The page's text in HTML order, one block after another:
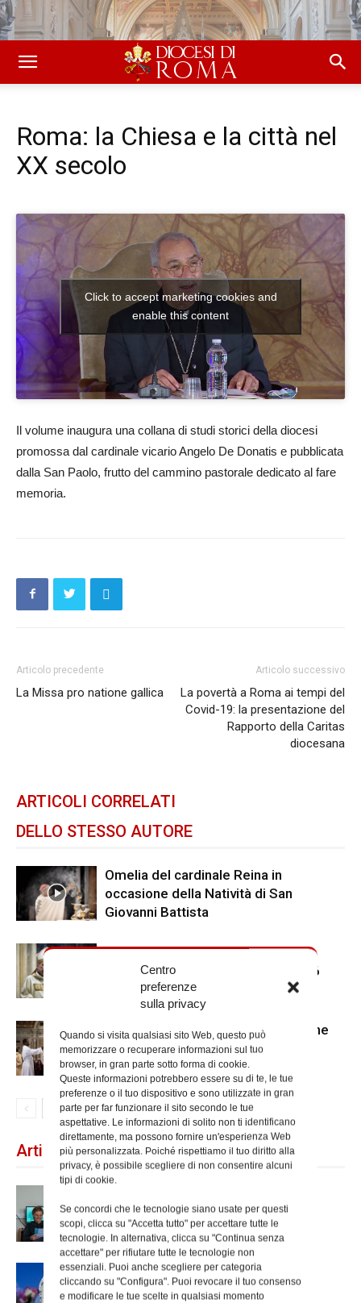
Centro
preferenze
sulla privacy
Quando si visita qualsiasi sito Web, questo può
memorizzare o recuperare informazioni sul tuo
browser, in gran parte sotto forma di cookie.
Queste informazioni potrebbero essere su di te, le tue
preferenze o il tuo dispositivo e sono utilizzate in gran
parte per far funzionare il sito secondo le tue
aspettative. Le informazioni di solito non ti identificano
direttamente, ma possono fornire un'esperienza Web
più personalizzata. Poiché rispettiamo il tuo diritto alla
privacy, è possibile scegliere di non consentire alcuni
tipi di cookie.
Se concordi che le tecnologie siano usate per questi
scopi, clicca su "Accetta tutto" per accettare tutte le
tecnologie. In alternativa, clicca su "Continua senza
accettare" per rifiutare tutte le tecnologie non
essenziali. Puoi anche scegliere per categoria
cliccando su "Configura". Puoi revocare il tuo consenso
e modificare le tue scelte in qualsiasi momento
Roma: la Chiesa e la città nel
XX secolo
Click to accept marketing cookies and
enable this content
Il volume inaugura una collana di studi storici della diocesi
promossa dal cardinale vicario Angelo De Donatis e pubblicata
dalla San Paolo, frutto del cammino pastorale dedicato al fare
memoria.
Articolo precedente
La Missa pro natione gallica
Articolo successivo
La povertà a Roma ai tempi del
Covid-19: la presentazione del
Rapporto della Caritas
diocesana
ARTICOLI CORRELATI
DELLO STESSO AUTORE
Omelia del cardinale Reina in
occasione della Natività di San
Giovanni Battista
Omelia del cardinale Reina in
occasione del Corpus Domini 2026
Ringraziamenti del vicario al termine
dell’Anno Santo
Articoli recenti
dell’Istituto Paritario Sant’Apollinare
Dal 28 al 31 agosto il pellegrinaggio
diocesano a Lourdes